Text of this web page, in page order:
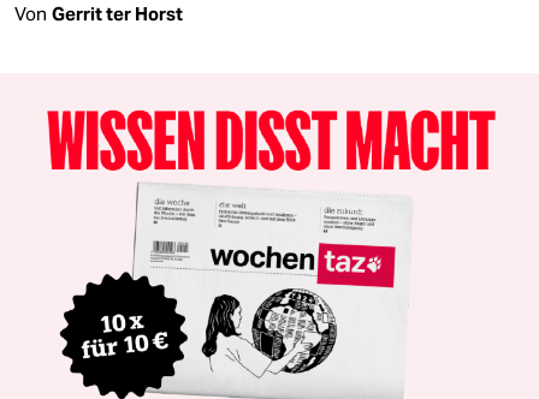
Von Gerrit ter Horst